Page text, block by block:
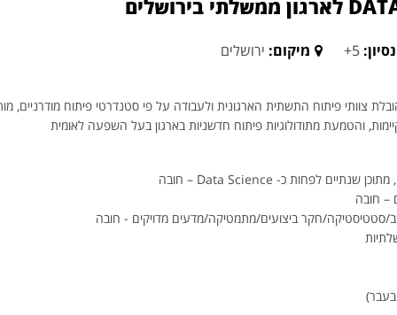
5+ מיקום: ירושלים
והטמעת מתודולוגיות פיתוח חדשניות בארגון בעל השפעה לאומית
– חובה
סטטיסטיקה/חקר ביצועים/מתמטיקה/מדעים מדויקים - חובה